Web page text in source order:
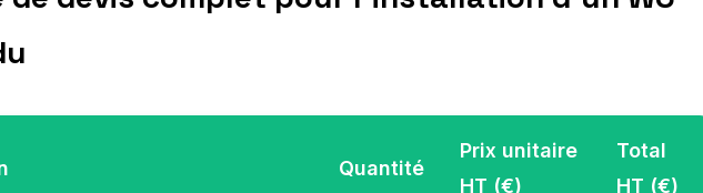
Quantité
Prix unitaire
HT (€)
Total
HT (€)